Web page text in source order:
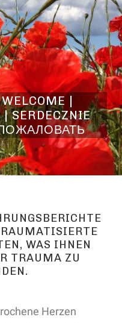
|
SERDECZNIE
WAS IHNEN
TRAUMA ZU
Herzen